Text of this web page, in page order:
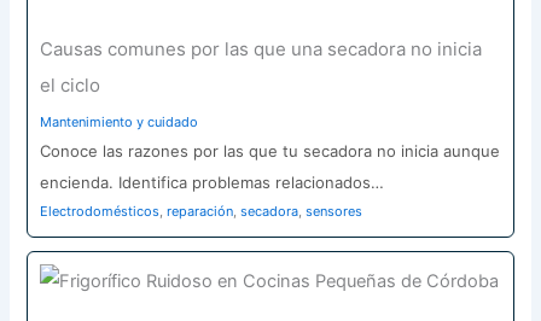
Causas comunes por las que una secadora no inicia
el ciclo
Mantenimiento y cuidado
Conoce las razones por las que tu secadora no inicia aunque
encienda. Identifica problemas relacionados…
Electrodomésticos,reparación,secadora,sensores